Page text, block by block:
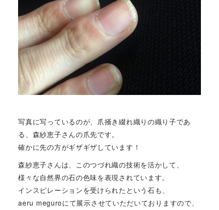
写真に写っているのが、爪掻き綴れ織りの織り子であ
る、森紗恵子さんの爪先です。
確かに先の方がギザギザしています！
森紗恵子さんは、このつづれ織の技術を活かして、
様々な自然界の石の色味を表現されています。
インスピレーションを受けられたという石も、
aeru meguroにて展示させていただいておりますので、